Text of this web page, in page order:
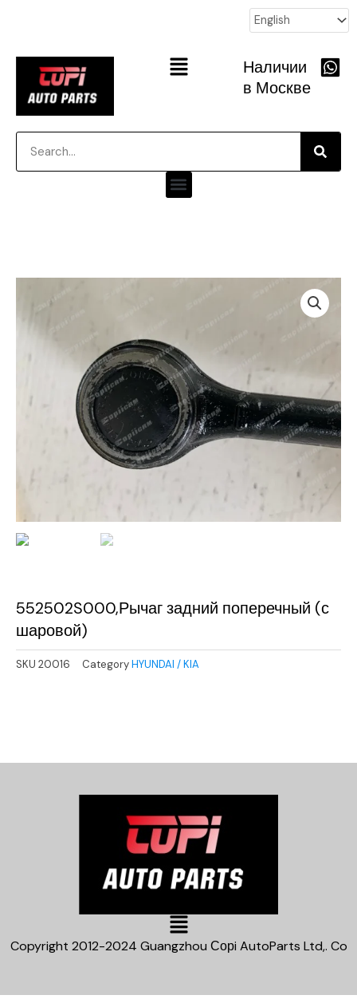
Main
Наличии
в Москве
Menu
552502S000,Рычаг задний поперечный (с
шаровой)
SKU 20016 CategoryHYUNDAI / KIA
Main
Menu
Copyright 2012-2024 Guangzhou Сорi AutoParts Ltd,. Co